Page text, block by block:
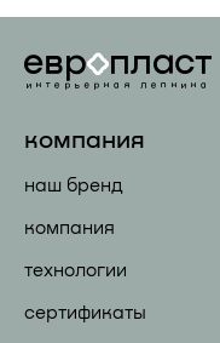
компания
наш бренд
компания
технологии
сертификаты